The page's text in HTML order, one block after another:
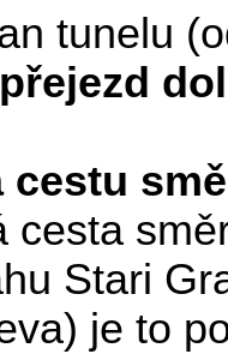
tunelu
cestu
cesta
Stari
je to